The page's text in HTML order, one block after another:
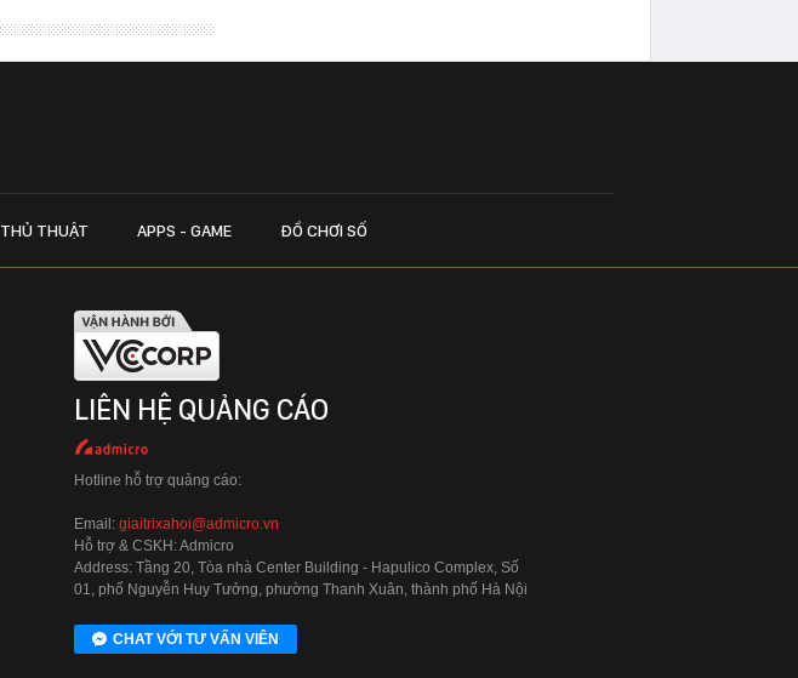
THỦ THUẬT APPS - GAME ĐỒ CHƠI SỐ
LIÊN HỆ QUẢNG CÁO
Hotline hỗ trợ quảng cáo:
Email: giaitrixahoi@admicro.vn
Hỗ trợ & CSKH: Admicro
Address: Tầng 20, Tòa nhà Center Building - Hapulico Complex, Số
01, phố Nguyễn Huy Tưởng, phường Thanh Xuân, thành phố Hà Nội
CHAT VỚI TƯ VẤN VIÊN